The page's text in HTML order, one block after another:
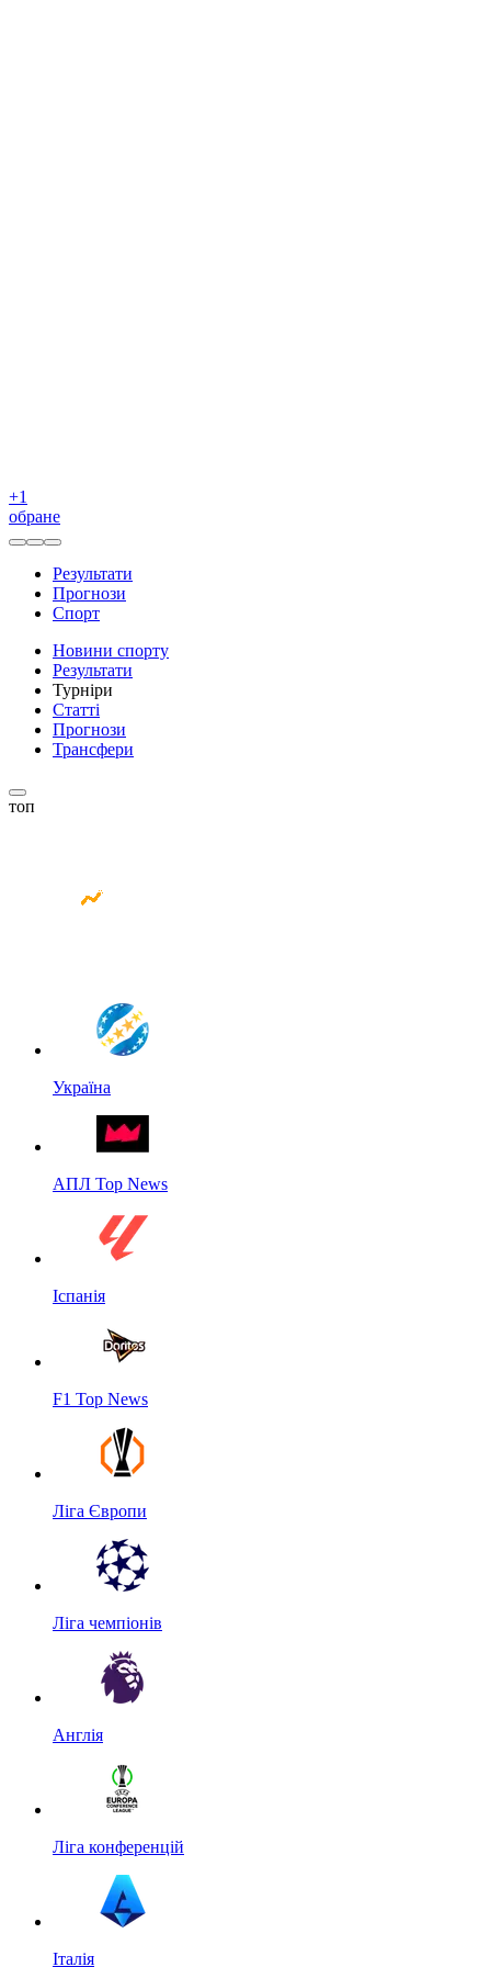
+1
обране
Результати
Прогнози
Спорт
Новини спорту
Результати
Турніри
Статті
Прогнози
Трансфери
топ
Україна
АПЛ Top News
Іспанія
F1 Top News
Ліга Європи
Ліга чемпіонів
Англія
Ліга конференцій
Італія